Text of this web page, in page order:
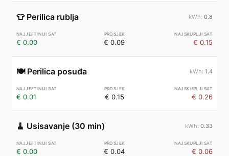
👕 Perilica rublja 0.8
€ 0.00 € 0.09 € 0.15
🍽️ Perilica posuđa 1.4
€ 0.01 € 0.15 € 0.26
🧹 Usisavanje (30 min) 0.33
€ 0.00 € 0.04 € 0.06